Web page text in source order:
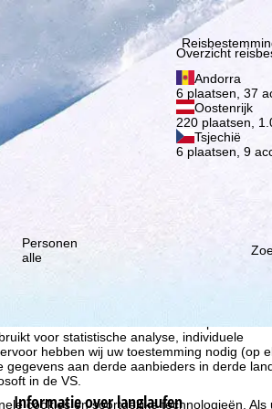
voor statistische analyse, individuele
hebben wij uw toestemming nodig (op
aan derde aanbieders in derde
in de VS.
cookies en soortgelijke technologieën. Als
Overzicht
Andorra
6 plaatsen, 37
Oostenrijk
220 plaatsen,
Tsjechië
6 plaatsen, 9
Personen
alle
Informatie over langlaufen